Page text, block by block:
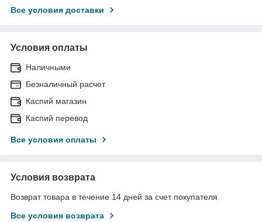
Все условия доставки
Условия оплаты
Наличными
Безналичный расчет
Каспий магазин
Каспий перевод
Все условия оплаты
Условия возврата
Возврат товара в течение 14 дней за счет покупателя
Все условия возврата